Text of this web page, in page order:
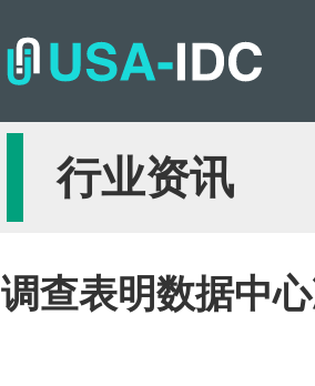
行业资讯
调查表明数据中